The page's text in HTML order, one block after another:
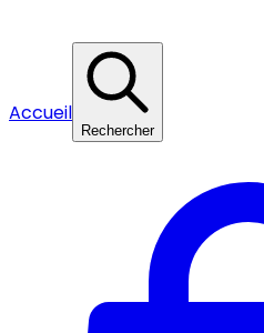
Accueil
Rechercher